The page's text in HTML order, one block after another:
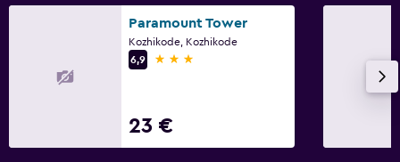
Paramount Tower
Kozhikode, Kozhikode
6,9
3 stelle
23 €